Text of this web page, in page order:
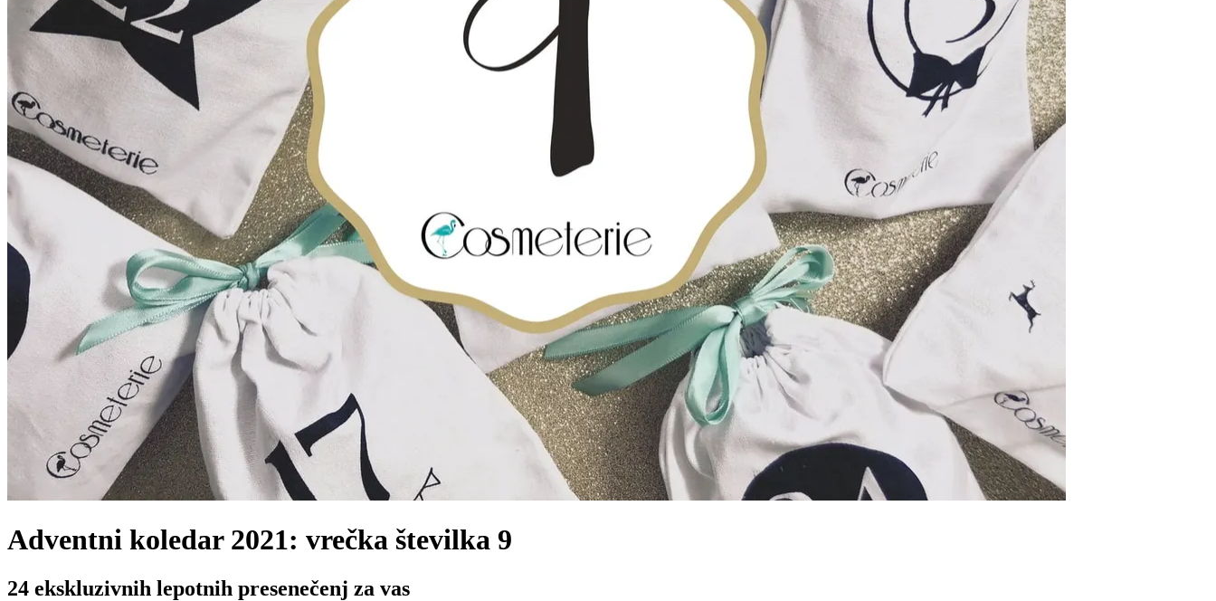
Adventni koledar 2021: vrečka številka 9
24 ekskluzivnih lepotnih presenečenj za vas